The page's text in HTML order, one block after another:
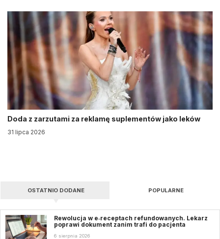
Doda z zarzutami za reklamę suplementów jako leków
31 lipca 2026
OSTATNIO DODANE POPULARNE
Rewolucja w e‑receptach refundowanych. Lekarz
poprawi dokument zanim trafi do pacjenta
6 sierpnia 2026